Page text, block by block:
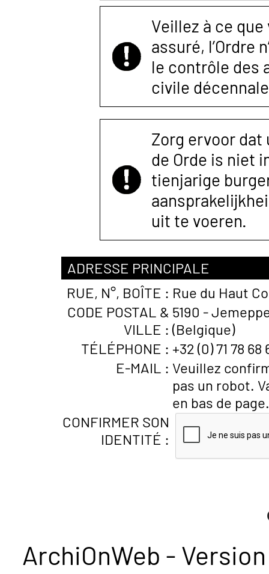
Veillez à ce
assuré, l’Ordre
le contrôle des
civile
Zorg ervoor
de Orde is niet
tienjarige
uit te voeren.
ADRESSE PRINCIPALE
RUE, N°, BOÎTE : Rue du Haut
CODE POSTAL &
VILLE :
5190 -
(Belgique)
TÉLÉPHONE : +32 (0) 71 78 68
E-MAIL : Veuillez
pas un robot.
en bas de page.
CONFIRMER SON
IDENTITÉ :
ArchiOnWeb -